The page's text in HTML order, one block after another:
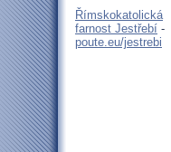
Římskokatolická
farnost Jestřebí -
poute.eu/jestrebi